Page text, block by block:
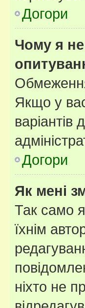
Догори
Чому я не
Якщо у вас
Догори
Як мені
Так само
їхнім
ніхто не